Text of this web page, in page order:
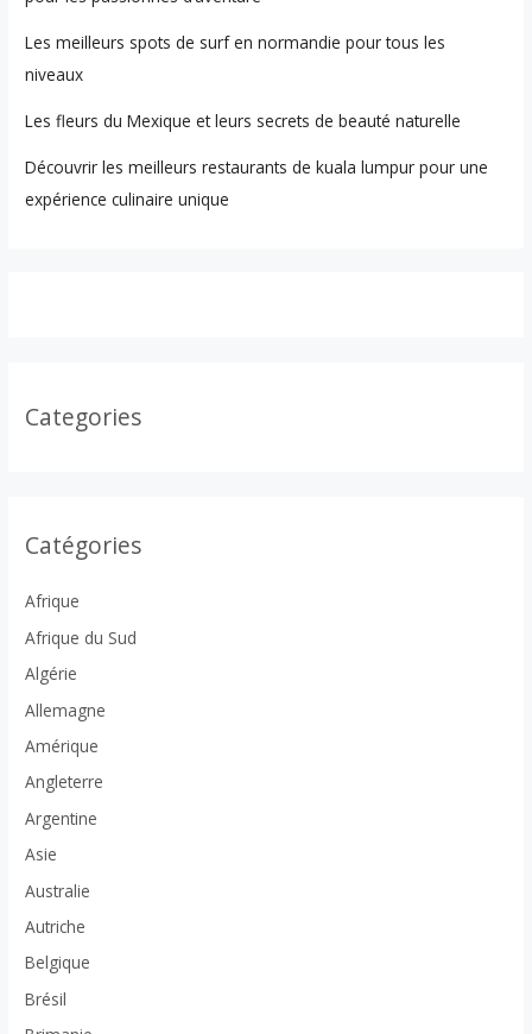
Les meilleurs spots de surf en normandie pour tous les
niveaux
Les fleurs du Mexique et leurs secrets de beauté naturelle
Découvrir les meilleurs restaurants de kuala lumpur pour une
expérience culinaire unique
Categories
Catégories
Afrique
Afrique du Sud
Algérie
Allemagne
Amérique
Angleterre
Argentine
Asie
Australie
Autriche
Belgique
Brésil